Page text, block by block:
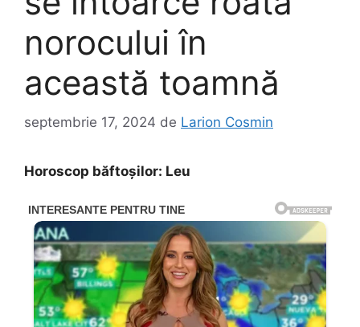
norocului în
această toamnă
septembrie 17, 2024 de Larion Cosmin
Horoscop băftoşilor: Leu